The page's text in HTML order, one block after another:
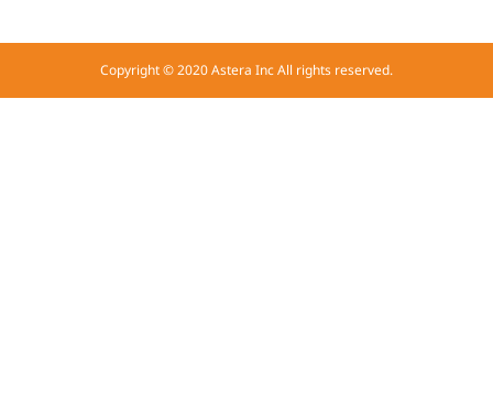
Copyright © 2020 Astera Inc All rights reserved.